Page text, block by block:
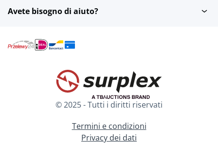
Avete bisogno di aiuto?
© 2025 - Tutti i diritti riservati
Termini e condizioni
Privacy dei dati